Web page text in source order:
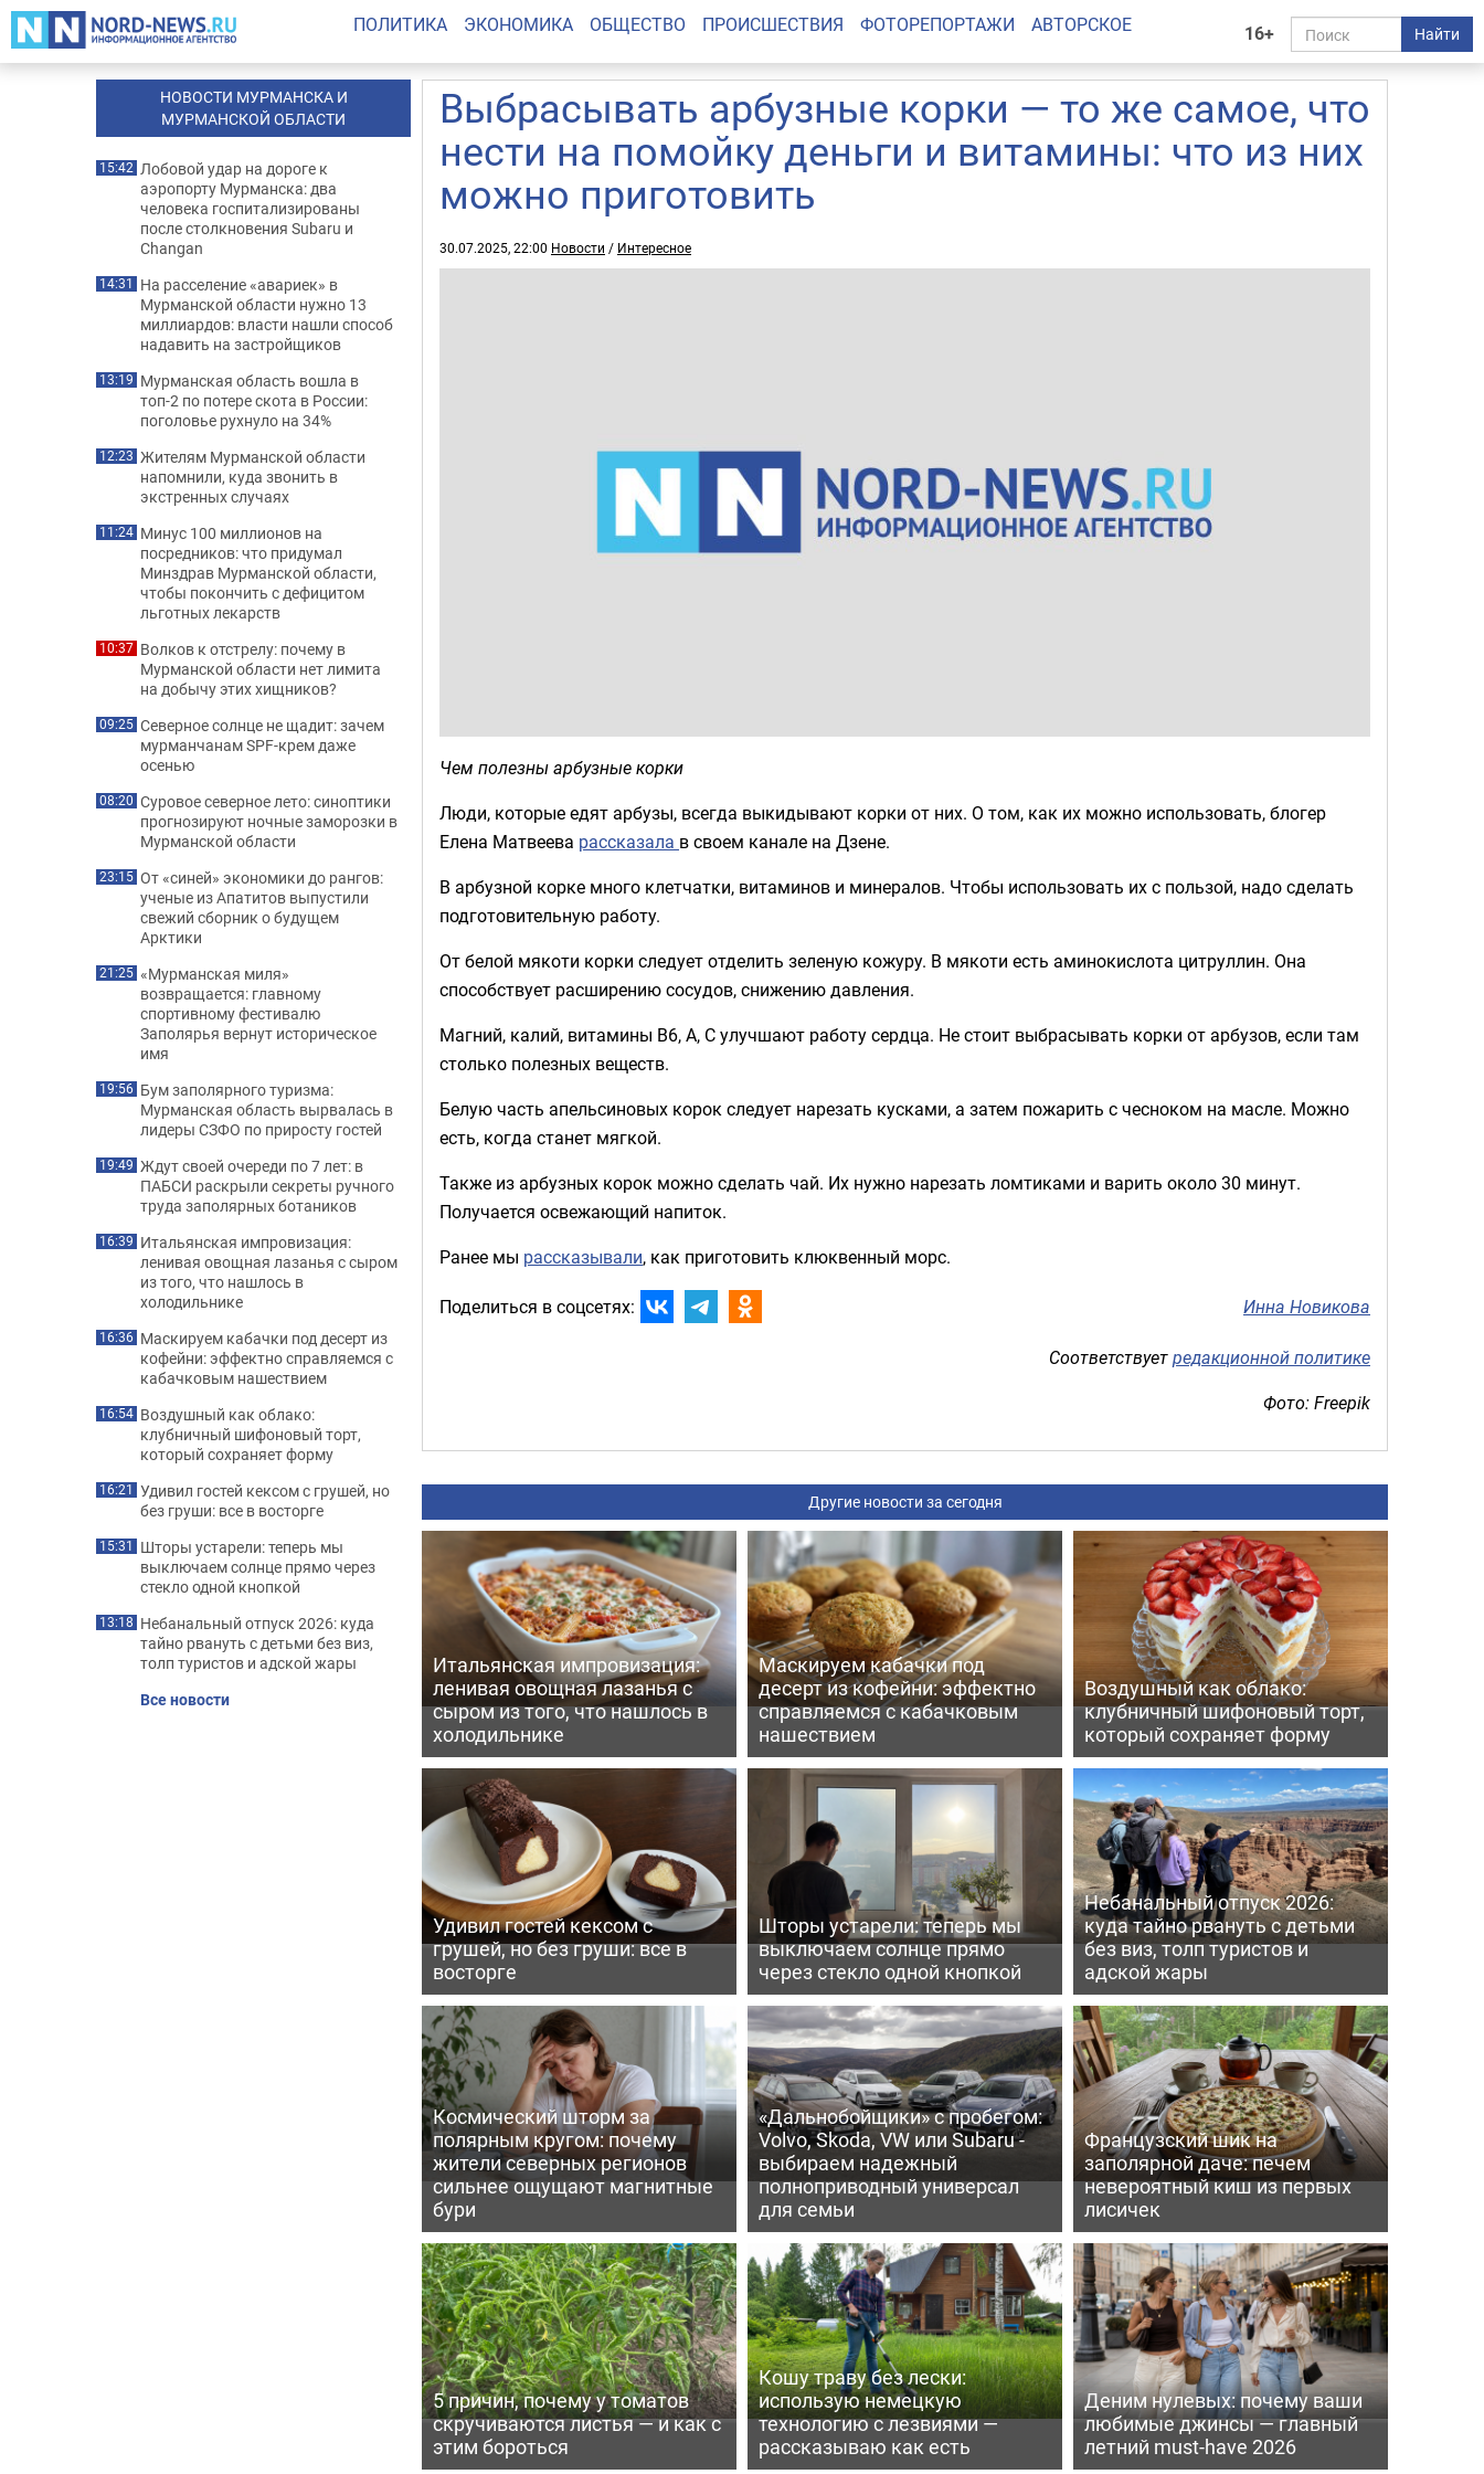
16+ Найти
ПОЛИТИКА ЭКОНОМИКА ОБЩЕСТВО ПРОИСШЕСТВИЯ ФОТОРЕПОРТАЖИ АВТОРСКОЕ
Выбрасывать арбузные корки — то же самое, что
нести на помойку деньги и витамины: что из них
можно приготовить
30.07.2025, 22:00 Новости / Интересное
Чем полезны арбузные корки
Люди, которые едят арбузы, всегда выкидывают корки от них. О том, как их можно использовать, блогер
Елена Матвеева рассказала в своем канале на Дзене.
В арбузной корке много клетчатки, витаминов и минералов. Чтобы использовать их с пользой, надо сделать
подготовительную работу.
От белой мякоти корки следует отделить зеленую кожуру. В мякоти есть аминокислота цитруллин. Она
способствует расширению сосудов, снижению давления.
Магний, калий, витамины В6, А, С улучшают работу сердца. Не стоит выбрасывать корки от арбузов, если там
столько полезных веществ.
Белую часть апельсиновых корок следует нарезать кусками, а затем пожарить с чесноком на масле. Можно
есть, когда станет мягкой.
Также из арбузных корок можно сделать чай. Их нужно нарезать ломтиками и варить около 30 минут.
Получается освежающий напиток.
Ранее мы рассказывали, как приготовить клюквенный морс.
Поделиться в соцсетях: Инна Новикова
Соответствуетредакционной политике
Фото: Freepik
Другие новости за сегодня
Итальянская импровизация:
ленивая овощная лазанья с
сыром из того, что нашлось в
холодильнике
Маскируем кабачки под
десерт из кофейни: эффектно
справляемся с кабачковым
нашествием
Воздушный как облако:
клубничный шифоновый торт,
который сохраняет форму
Удивил гостей кексом с
грушей, но без груши: все в
восторге
Шторы устарели: теперь мы
выключаем солнце прямо
через стекло одной кнопкой
Небанальный отпуск 2026:
куда тайно рвануть с детьми
без виз, толп туристов и
адской жары
Космический шторм за
полярным кругом: почему
жители северных регионов
сильнее ощущают магнитные
бури
«Дальнобойщики» с пробегом:
Volvo, Skoda, VW или Subaru -
выбираем надежный
полноприводный универсал
для семьи
Французский шик на
заполярной даче: печем
невероятный киш из первых
лисичек
5 причин, почему у томатов
скручиваются листья — и как с
этим бороться
Кошу траву без лески:
использую немецкую
технологию с лезвиями —
рассказываю как есть
Деним нулевых: почему ваши
любимые джинсы — главный
летний must-have 2026
НОВОСТИ МУРМАНСКА И
МУРМАНСКОЙ ОБЛАСТИ
15:42 Лобовой удар на дороге к
аэропорту Мурманска: два
человека госпитализированы
после столкновения Subaru и
Changan
14:31 На расселение «авариек» в
Мурманской области нужно 13
миллиардов: власти нашли способ
надавить на застройщиков
13:19 Мурманская область вошла в
топ-2 по потере скота в России:
поголовье рухнуло на 34%
12:23 Жителям Мурманской области
напомнили, куда звонить в
экстренных случаях
11:24 Минус 100 миллионов на
посредников: что придумал
Минздрав Мурманской области,
чтобы покончить с дефицитом
льготных лекарств
10:37 Волков к отстрелу: почему в
Мурманской области нет лимита
на добычу этих хищников?
09:25 Северное солнце не щадит: зачем
мурманчанам SPF-крем даже
осенью
08:20 Суровое северное лето: синоптики
прогнозируют ночные заморозки в
Мурманской области
23:15 От «синей» экономики до рангов:
ученые из Апатитов выпустили
свежий сборник о будущем
Арктики
21:25 «Мурманская миля»
возвращается: главному
спортивному фестивалю
Заполярья вернут историческое
имя
19:56 Бум заполярного туризма:
Мурманская область вырвалась в
лидеры СЗФО по приросту гостей
19:49 Ждут своей очереди по 7 лет: в
ПАБСИ раскрыли секреты ручного
труда заполярных ботаников
16:39 Итальянская импровизация:
ленивая овощная лазанья с сыром
из того, что нашлось в
холодильнике
16:36 Маскируем кабачки под десерт из
кофейни: эффектно справляемся с
кабачковым нашествием
16:54 Воздушный как облако:
клубничный шифоновый торт,
который сохраняет форму
16:21 Удивил гостей кексом с грушей, но
без груши: все в восторге
15:31 Шторы устарели: теперь мы
выключаем солнце прямо через
стекло одной кнопкой
13:18 Небанальный отпуск 2026: куда
тайно рвануть с детьми без виз,
толп туристов и адской жары
Все новости